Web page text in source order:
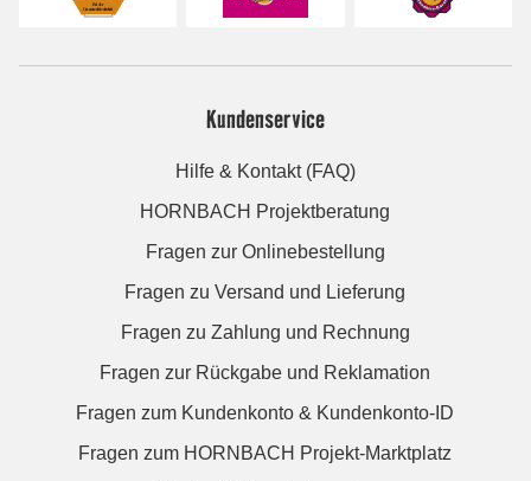
Kundenservice
Hilfe & Kontakt (FAQ)
HORNBACH Projektberatung
Fragen zur Onlinebestellung
Fragen zu Versand und Lieferung
Fragen zu Zahlung und Rechnung
Fragen zur Rückgabe und Reklamation
Fragen zum Kundenkonto & Kundenkonto-ID
Fragen zum HORNBACH Projekt-Marktplatz